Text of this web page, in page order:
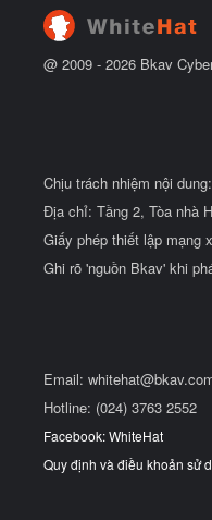
@ 2009 - 2026 Bkav
Chịu trách nhiệm nội
Địa chỉ: Tầng 2, Tòa nhà
Giấy phép thiết lập mạng
Ghi rõ 'nguồn Bkav' khi
Email:
Hotline: (024) 3763 2552
Facebook: WhiteHat
Quy định và điều khoản sử